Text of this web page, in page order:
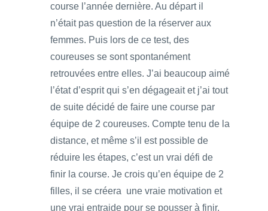
course l’année dernière. Au départ il
n’était pas question de la réserver aux
femmes. Puis lors de ce test, des
coureuses se sont spontanément
retrouvées entre elles. J’ai beaucoup aimé
l’état d’esprit qui s’en dégageait et j’ai tout
de suite décidé de faire une course par
équipe de 2 coureuses. Compte tenu de la
distance, et même s’il est possible de
réduire les étapes, c’est un vrai défi de
finir la course. Je crois qu’en équipe de 2
filles, il se créera une vraie motivation et
une vrai entraide pour se pousser à finir.